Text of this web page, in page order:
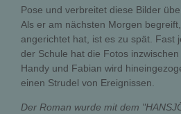
Pose und verbreitet diese Bilder
Als er am nächsten Morgen
angerichtet hat, ist es zu spät. Fast
der Schule hat die Fotos
Handy und Fabian wird
einen Strudel von Ereignissen.
Der Roman wurde mit dem